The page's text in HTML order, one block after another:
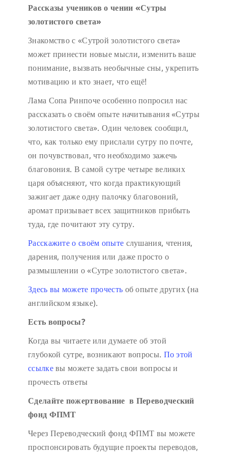
Рассказы учеников о чении «Сутры
золотистого света»
Знакомство с «Сутрой золотистого света»
может принести новые мысли, изменить ваше
понимание, вызвать необычные сны, укрепить
мотивацию и кто знает, что ещё!
Лама Сопа Ринпоче особенно попросил нас
рассказать о своём опыте начитывания «Сутры
золотистого света». Один человек сообщил,
что, как только ему прислали сутру по почте,
он почувствовал, что необходимо зажечь
благовония. В самой сутре четыре великих
царя объясняют, что когда практикующий
зажигает даже одну палочку благовоний,
аромат призывает всех защитников прибыть
туда, где почитают эту сутру.
Расскажите о своём опыте слушания, чтения,
дарения, получения или даже просто о
размышлении о «Сутре золотистого света».
Здесь вы можете прочесть об опыте других (на
английском языке).
Есть вопросы?
Когда вы читаете или думаете об этой
глубокой сутре, возникают вопросы. По этой
ссылкевы можете задать свои вопросы и
прочесть ответы
Сделайте пожертвование в Переводческий
фонд ФПМТ
Через Переводческий фонд ФПМТ вы можете
проспонсировать будущие проекты переводов,